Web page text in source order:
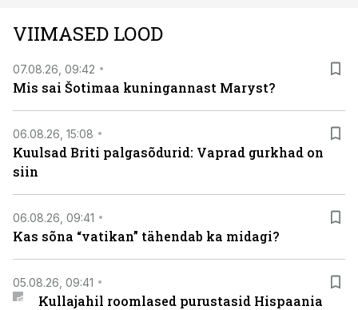
VIIMASED LOOD
07.08.26, 09:42
Mis sai Šotimaa kuningannast Maryst?
06.08.26, 15:08
Kuulsad Briti palgasõdurid: Vaprad gurkhad on
siin
06.08.26, 09:41
Kas sõna “vatikan” tähendab ka midagi?
05.08.26, 09:41
Kullajahil roomlased purustasid Hispaania